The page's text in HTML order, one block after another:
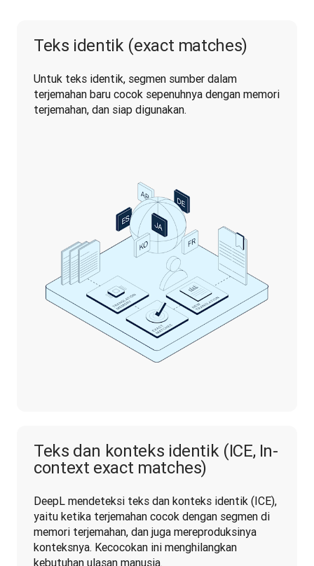
Teks identik (exact matches)
Untuk teks identik, segmen sumber dalam
terjemahan baru cocok sepenuhnya dengan memori
terjemahan, dan siap digunakan.
Teks dan konteks identik (ICE, In-
context exact matches)
DeepL mendeteksi teks dan konteks identik (ICE),
yaitu ketika terjemahan cocok dengan segmen di
memori terjemahan, dan juga mereproduksinya
konteksnya. Kecocokan ini menghilangkan
kebutuhan ulasan manusia.